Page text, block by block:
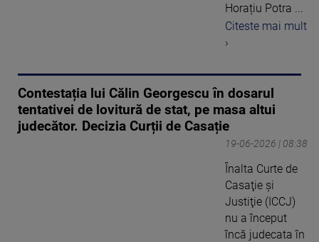
Horațiu Potra ...
Citeste mai mult
›
Contestația lui Călin Georgescu în dosarul
tentativei de lovitură de stat, pe masa altui
judecător. Decizia Curții de Casație
19-06-2026 | 08:38
Înalta Curte de
Casaţie şi
Justiţie (ICCJ)
nu a început
încă judecata în